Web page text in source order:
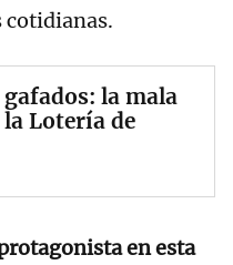
cotidianas.
la mala
la Lotería de
en esta